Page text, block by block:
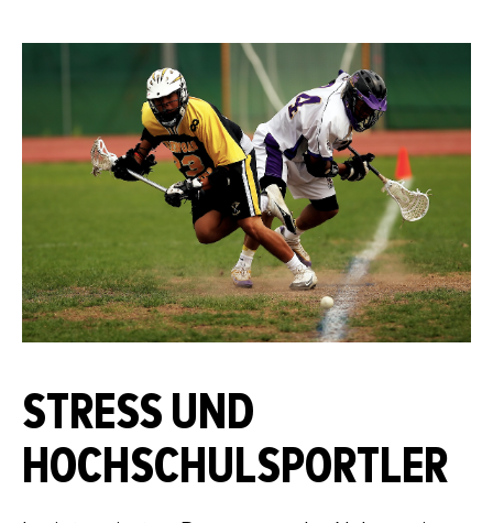
STRESS UND
HOCHSCHULSPORTLER